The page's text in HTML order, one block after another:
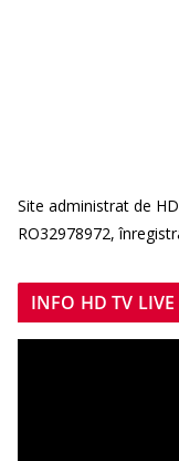
Site administrat de HD
RO32978972,
INFO HD TV LIVE